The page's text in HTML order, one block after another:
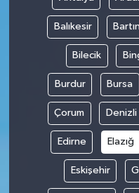
Balıkesir
Bilecik
Burdur Bursa
Çorum Denizli
Edirne Elazığ
Eskişehir